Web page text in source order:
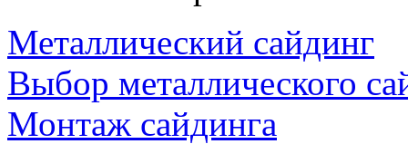
Металлический сайдинг
Выбор металлического
Монтаж сайдинга